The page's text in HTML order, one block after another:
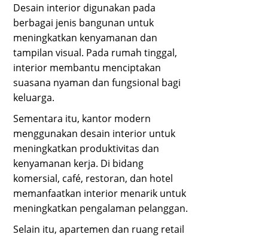
Desain interior digunakan pada
berbagai jenis bangunan untuk
meningkatkan kenyamanan dan
tampilan visual. Pada rumah tinggal,
interior membantu menciptakan
suasana nyaman dan fungsional bagi
keluarga.
Sementara itu, kantor modern
menggunakan desain interior untuk
meningkatkan produktivitas dan
kenyamanan kerja. Di bidang
komersial, café, restoran, dan hotel
memanfaatkan interior menarik untuk
meningkatkan pengalaman pelanggan.
Selain itu, apartemen dan ruang retail